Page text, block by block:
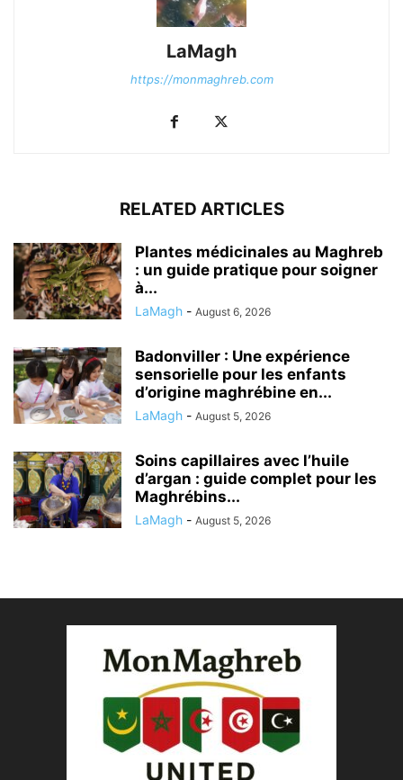
LaMagh
https://monmaghreb.com
RELATED ARTICLES
Plantes médicinales au Maghreb
: un guide pratique pour soigner
à...
LaMagh - August 6, 2026
Badonviller : Une expérience
sensorielle pour les enfants
d’origine maghrébine en...
LaMagh - August 5, 2026
Soins capillaires avec l’huile
d’argan : guide complet pour les
Maghrébins...
LaMagh - August 5, 2026